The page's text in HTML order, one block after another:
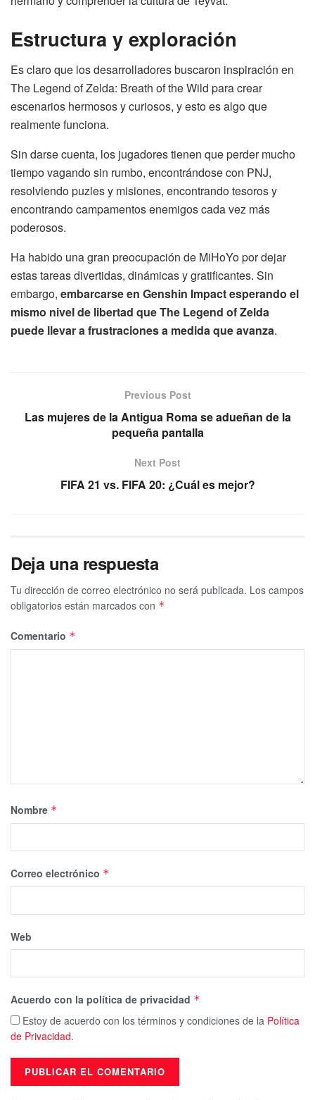
Estructura y exploración
Es claro que los desarrolladores buscaron inspiración en
The Legend of Zelda: Breath of the Wild para crear
escenarios hermosos y curiosos, y esto es algo que
realmente funciona.
Sin darse cuenta, los jugadores tienen que perder mucho
tiempo vagando sin rumbo, encontrándose con PNJ,
resolviendo puzles y misiones, encontrando tesoros y
encontrando campamentos enemigos cada vez más
poderosos.
Ha habido una gran preocupación de MiHoYo por dejar
estas tareas divertidas, dinámicas y gratificantes. Sin
embargo, embarcarse en Genshin Impact esperando el
mismo nivel de libertad que The Legend of Zelda
puede llevar a frustraciones a medida que avanza.
Previous Post
Las mujeres de la Antigua Roma se adueñan de la
pequeña pantalla
Next Post
FIFA 21 vs. FIFA 20: ¿Cuál es mejor?
Deja una respuesta
Tu dirección de correo electrónico no será publicada. Los campos
obligatorios están marcados con *
Comentario *
Nombre *
Correo electrónico *
Web
Acuerdo con la política de privacidad *
Estoy de acuerdo con los términos y condiciones de la Política
de Privacidad.